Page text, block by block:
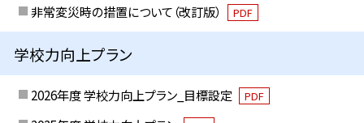
非常変災時の措置について（改訂版） PDF
学校力向上プラン
2026年度 学校力向上プラン_目標設定 PDF